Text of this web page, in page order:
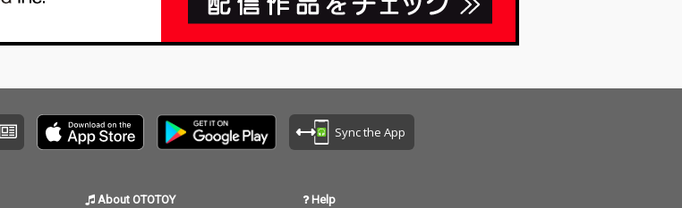
Sync the App
About OTOTOY Help